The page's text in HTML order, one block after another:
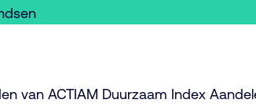
van ACTIAM Duurzaam Index